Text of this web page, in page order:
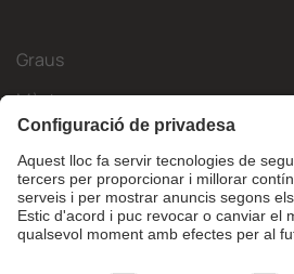
Graus
Màsters
Mobilitat Internacional
Recerca
Empresa